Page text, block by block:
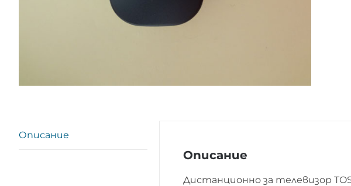
Описание
Описание
Дистанционно за телевизор